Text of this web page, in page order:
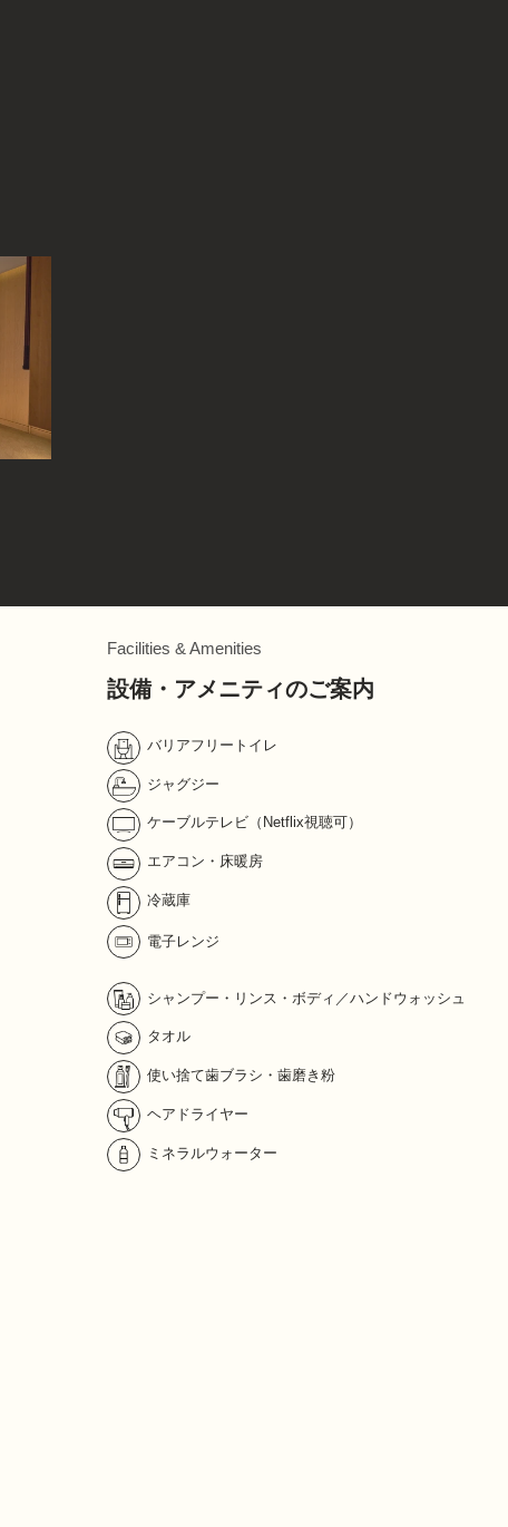
Facilities & Amenities
設備・アメニティのご案内
ケーブルテレビ（Netflix視聴可）
ジャグジー
エアコン・床暖房
冷蔵庫
電子レンジ
シャンプー・リンス・ボディ／ハンドウォッシュ
タオル
使い捨て歯ブラシ・歯磨き粉
ヘアドライヤー
ミネラルウォーター
バリアフリートイレ